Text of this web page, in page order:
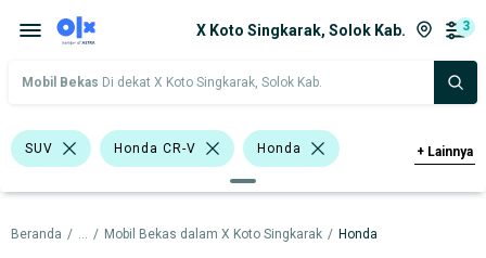
X Koto Singkarak, Solok Kab. 3
Mobil Bekas Di dekat X Koto Singkarak, Solok Kab.
SUV Honda CR-V Honda
Harga Merek Dan Model Tahun
Tipe Bodi Tipe Membership
+ Lainnya
Beranda / ... / Mobil Bekas dalam X Koto Singkarak / Honda